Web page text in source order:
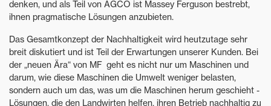
denken, und als Teil von AGCO ist Massey Ferguson bestrebt,
ihnen pragmatische Lösungen anzubieten.
Das Gesamtkonzept der Nachhaltigkeit wird heutzutage sehr
breit diskutiert und ist Teil der Erwartungen unserer Kunden. Bei
der „neuen Ära“ von MF geht es nicht nur um Maschinen und
darum, wie diese Maschinen die Umwelt weniger belasten,
sondern auch um das, was um die Maschinen herum geschieht -
Lösungen, die den Landwirten helfen, ihren Betrieb nachhaltig zu